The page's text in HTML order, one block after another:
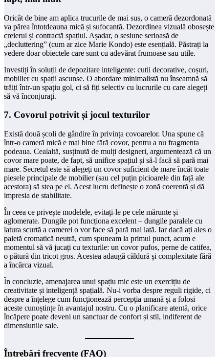
Oricât de bine am aplica trucurile de mai sus, o cameră dezordonată
va părea întotdeauna mică și sufocantă. Dezordinea vizuală obosește
creierul și contractă spațiul. Așadar, o sesiune serioasă de
„decluttering” (cum ar zice Marie Kondo) este esențială. Păstrați la
vedere doar obiectele care sunt cu adevărat frumoase sau utile.
Investiți în soluții de depozitare inteligente: cutii decorative, coșuri,
mobilier cu spații ascunse. O abordare minimalistă nu înseamnă să
trăiți într-un spațiu gol, ci să fiți selectiv cu lucrurile cu care alegeți
să vă înconjurați.
7. Covorul potrivit și jocul texturilor
Există două școli de gândire în privința covoarelor. Una spune că
într-o cameră mică e mai bine fără covor, pentru a nu fragmenta
podeaua. Cealaltă, susținută de mulți designeri, argumentează că un
covor mare poate, de fapt, să unifice spațiul și să-l facă să pară mai
mare. Secretul este să alegeți un covor suficient de mare încât toate
piesele principale de mobilier (sau cel puțin picioarele din față ale
acestora) să stea pe el. Acest lucru definește o zonă coerentă și dă
impresia de stabilitate.
În ceea ce privește modelele, evitați-le pe cele mărunte și
aglomerate. Dungile pot funcționa excelent – dungile paralele cu
latura scurtă a camerei o vor face să pară mai lată. Iar dacă ați ales o
paletă cromatică neutră, cum spuneam la primul punct, acum e
momentul să vă jucați cu texturile: un covor pufos, perne de catifea,
o pătură din tricot gros. Acestea adaugă căldură și complexitate fără
a încărca vizual.
În concluzie, amenajarea unui spațiu mic este un exercițiu de
creativitate și inteligență spațială. Nu-i vorba despre reguli rigide, ci
despre a înțelege cum funcționează percepția umană și a folosi
aceste cunoștințe în avantajul nostru. Cu o planificare atentă, orice
încăpere poate deveni un sanctuar de confort și stil, indiferent de
dimensiunile sale.
Întrebări frecvente (FAQ)